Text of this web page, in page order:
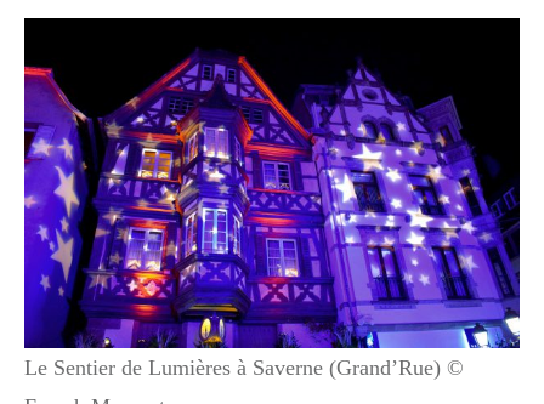
Le Sentier de Lumières à Saverne (Grand’Rue) ©